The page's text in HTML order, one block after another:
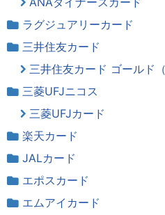
ラグジュアリーカード
三井住友カード
三井住友カード ゴールド（
三菱UFJニコス
三菱UFJカード
楽天カード
JALカード
エポスカード
エムアイカード